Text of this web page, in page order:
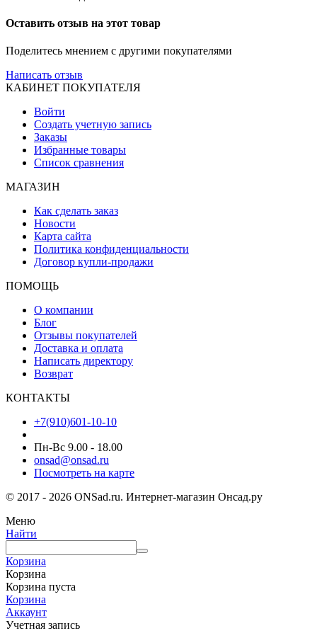
Оставить отзыв на этот товар
Поделитесь мнением с другими покупателями
Написать отзыв
КАБИНЕТ ПОКУПАТЕЛЯ
Войти
Создать учетную запись
Заказы
Избранные товары
Список сравнения
МАГАЗИН
Как сделать заказ
Новости
Карта сайта
Политика конфиденциальности
Договор купли-продажи
ПОМОЩЬ
О компании
Блог
Отзывы покупателей
Доставка и оплата
Написать директору
Возврат
КОНТАКТЫ
+7(910)601-10-10
Пн-Вс 9.00 - 18.00
onsad@onsad.ru
Посмотреть на карте
© 2017 - 2026 ONSad.ru. Интернет-магазин Онсад.ру
Меню
Найти
Корзина
Корзина
Корзина пуста
Корзина
Аккаунт
Учетная запись